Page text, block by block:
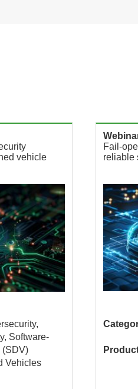
vehicle
Software-
(SDV)
Vehicles
Fail-
reliable